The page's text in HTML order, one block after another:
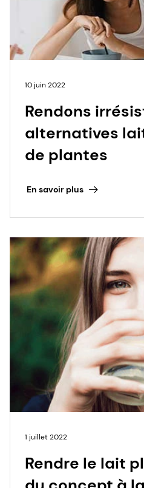
10 juin 2022
Rendons
alternatives
de plantes
En savoir plus
1 juillet 2022
Rendre le lait